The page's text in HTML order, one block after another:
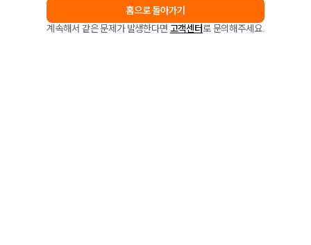
홈으로 돌아가기
계속해서 같은 문제가 발생한다면 고객센터로 문의해주세요.